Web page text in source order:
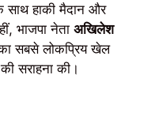
साथ हाकी मैदान और
भाजपा नेता अखिलेश
सबसे लोकप्रिय खेल
सराहना की।